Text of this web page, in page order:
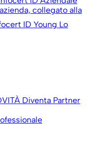
collegato alla
ID Young Lo
Diventa Partner